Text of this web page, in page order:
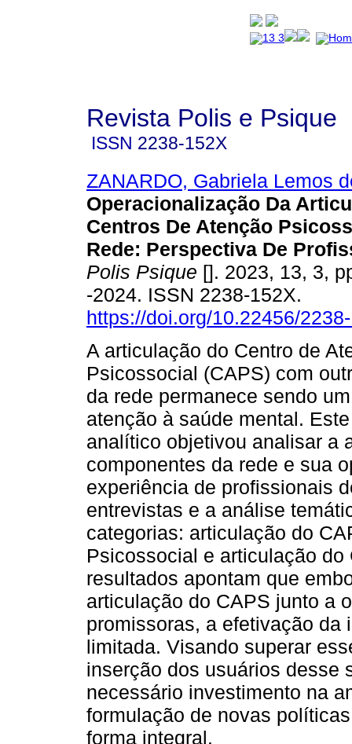
Revista Polis e Psique
ISSN 2238-152X
ZANARDO, Gabriela Lemos
Operacionalização Da
Centros De Atenção
Rede: Perspectiva De
Polis Psique []. 2023, 13, 3,
-2024. ISSN 2238-152X.
https://doi.org/10.22456/
A articulação do Centro de
Psicossocial (CAPS) com
da rede permanece sendo
atenção à saúde mental.
analítico objetivou analisar a
componentes da rede e sua
experiência de profissionais
entrevistas e a análise
categorias: articulação do
Psicossocial e articulação
resultados apontam que
articulação do CAPS junto a
promissoras, a efetivação da
limitada. Visando superar
inserção dos usuários desse
necessário investimento na
formulação de novas
forma integral.